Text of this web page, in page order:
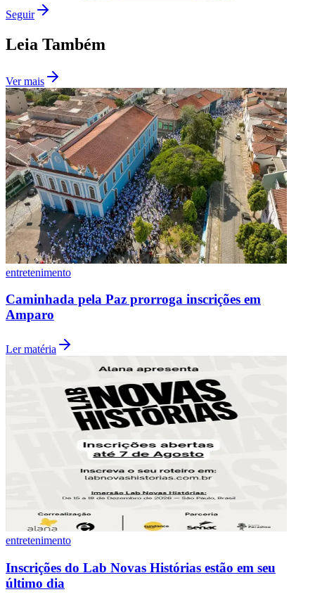
Santos
Flamengo
Seguir
Leia Também
Ver mais
entretenimento
Caminhada pela Paz prorroga inscrições em
Amparo
Ler matéria
entretenimento
Inscrições do Lab Novas Histórias estão em seu
último dia